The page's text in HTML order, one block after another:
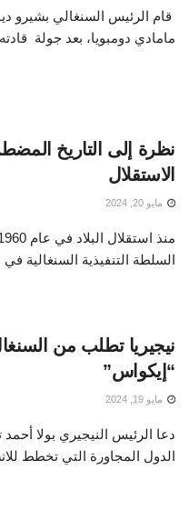
قام الرئيس السنغالي بشيرو
مامادي دومبويا، بعد جولة
نظرة إلى التاريخ
الاستقلال
مايو 20, 2024
السلطة التنفيذية السنغالية
نيجيريا تطلب من
“إيكواس”
مايو 19, 2024
دعا الرئيس النيجيري بولا
الدول المجاورة التي تخطط